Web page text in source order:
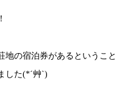
地の宿泊券があるということ
した(*´艸`)